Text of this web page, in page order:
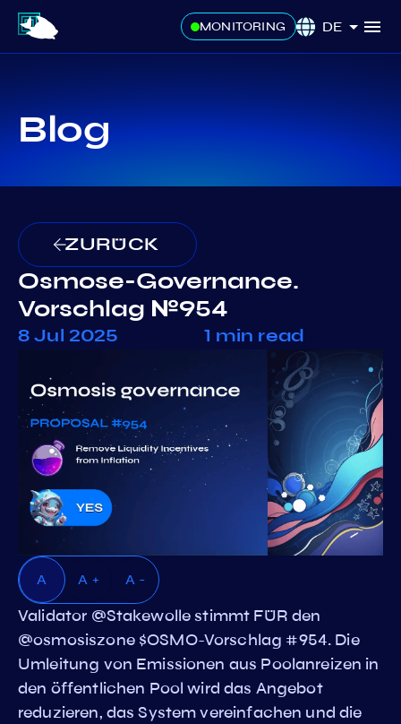
MONITORING DE
Blog
ZURÜCK
Osmose-Governance.
Vorschlag №954
8 Jul 2025 1 min read
A A + A -
Validator @Stakewolle stimmt FÜR den
@osmosiszone $OSMO-Vorschlag #954. Die
Umleitung von Emissionen aus Poolanreizen in
den öffentlichen Pool wird das Angebot
reduzieren, das System vereinfachen und die